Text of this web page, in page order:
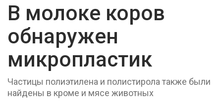
В молоке коров
обнаружен
микропластик
Частицы полиэтилена и полистирола также были
найдены в кроме и мясе животных